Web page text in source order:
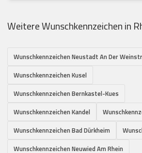
Weitere Wunschkennzeichen in
Wunschkennzeichen Neustadt An Der
Wunschkennzeichen Kusel
Wunschkennzeichen Bernkastel-Kues
Wunschkennzeichen Kandel
Wunschkennzeichen Bad Dürkheim
Wunschkennzeichen Neuwied Am Rhein